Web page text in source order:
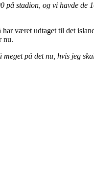
stadion, og vi havde
været udtaget til det
nu.
på det nu, hvis jeg